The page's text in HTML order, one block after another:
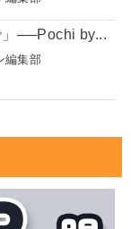
」──Pochi by...
編集部